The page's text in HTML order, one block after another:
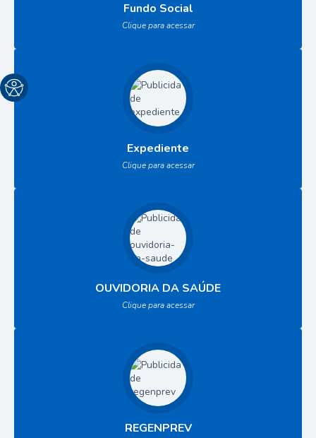
Fundo Social
Clique para acessar
Expediente
Clique para acessar
OUVIDORIA DA SAÚDE
Clique para acessar
REGENPREV